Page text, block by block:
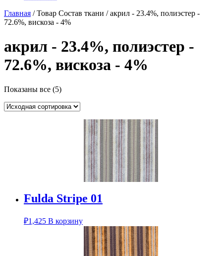
Главная / Товар Состав ткани / акрил - 23.4%, полиэстер -
72.6%, вискоза - 4%
акрил - 23.4%, полиэстер -
72.6%, вискоза - 4%
Показаны все (5)
Fulda Stripe 01
₽1,425 В корзину